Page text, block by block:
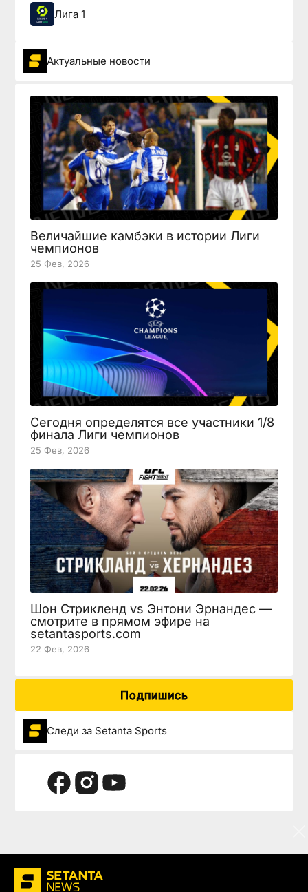
Лига 1
Актуальные новости
Величайшие камбэки в истории Лиги
чемпионов
25 Фев, 2026
Сегодня определятся все участники 1/8
финала Лиги чемпионов
25 Фев, 2026
Шон Стрикленд vs Энтони Эрнандес —
смотрите в прямом эфире на
setantasports.com
22 Фев, 2026
Подпишись
Следи за Setanta Sports